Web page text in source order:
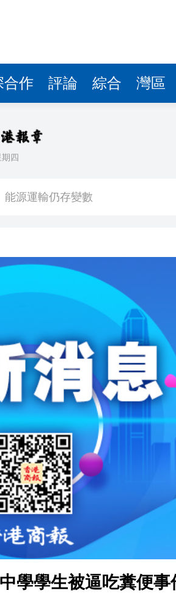
合作 評論 綜合 灣區
期四
低開逾6%
巴拿馬等17國加入
男女
學學生被逼吃糞便事